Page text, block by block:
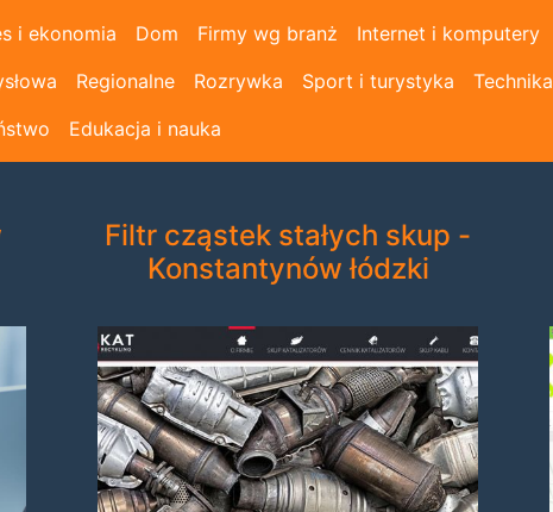
i ekonomia Dom Firmy wg branż Internet i komputery
Regionalne Rozrywka Sport i turystyka Technika
Edukacja i nauka
Filtr cząstek stałych skup -
Konstantynów łódzki